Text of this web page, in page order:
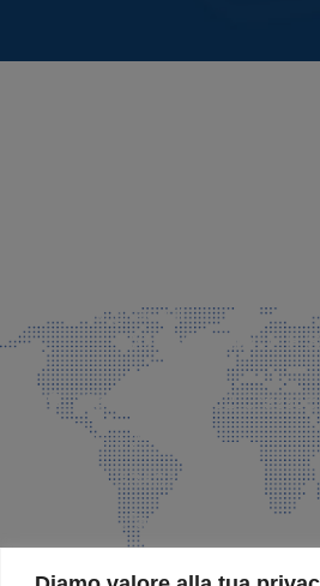
info@faeg.it
COMMERCIALE E
Via Padre Elzi, 32
035 525015
035 335037
info@faeg.it
SITE MAP